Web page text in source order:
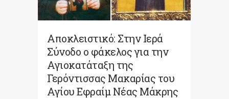
Αποκλειστικό: Στην Ιερά
Σύνοδο ο φάκελος για την
Αγιοκατάταξη της
Γερόντισσας Μακαρίας του
Αγίου Εφραίμ Νέας Μάκρης